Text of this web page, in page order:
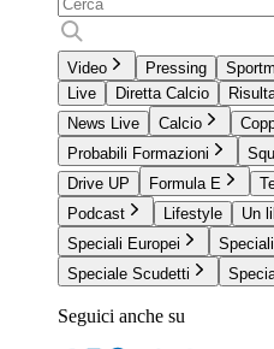
Video Pressing
Live
Diretta Calcio
News Live
Calcio
Probabili Formazioni
Drive UP
Formula E
Podcast
Lifestyle
Un
Speciali Europei
Speciale Scudetti
Seguici anche su